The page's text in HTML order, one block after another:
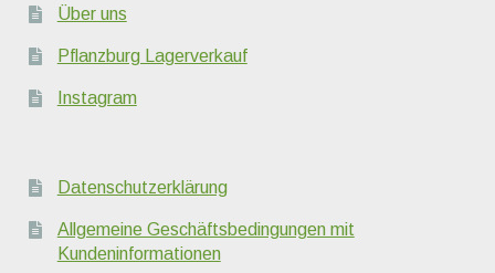
Über uns
Pflanzburg Lagerverkauf
Instagram
Datenschutzerklärung
Allgemeine Geschäftsbedingungen mit
Kundeninformationen